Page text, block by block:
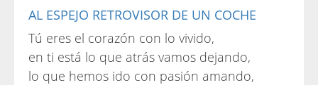
AL ESPEJO RETROVISOR DE UN COCHE
Tú eres el corazón con lo vivido,
en ti está lo que atrás vamos dejando,
lo que hemos ido con pasión amando,